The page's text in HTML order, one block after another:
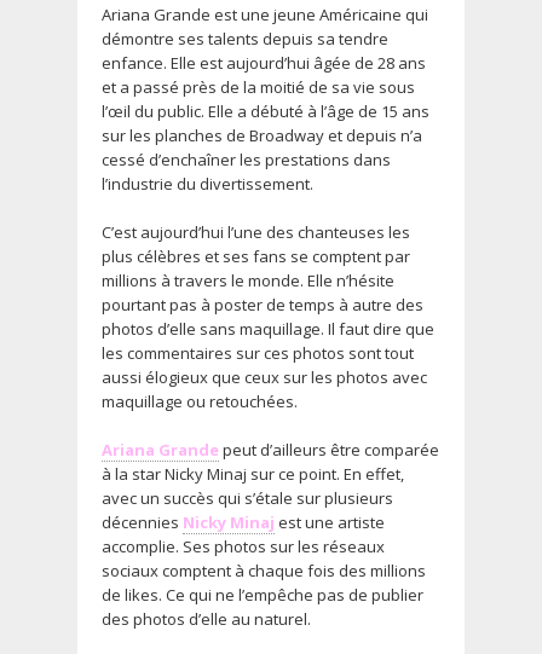
Ariana Grande est une jeune Américaine qui
démontre ses talents depuis sa tendre
enfance. Elle est aujourd’hui âgée de 28 ans
et a passé près de la moitié de sa vie sous
l’œil du public. Elle a débuté à l’âge de 15 ans
sur les planches de Broadway et depuis n’a
cessé d’enchaîner les prestations dans
l’industrie du divertissement.
C’est aujourd’hui l’une des chanteuses les
plus célèbres et ses fans se comptent par
millions à travers le monde. Elle n’hésite
pourtant pas à poster de temps à autre des
photos d’elle sans maquillage. Il faut dire que
les commentaires sur ces photos sont tout
aussi élogieux que ceux sur les photos avec
maquillage ou retouchées.
Ariana Grandepeut d’ailleurs être comparée
à la star Nicky Minaj sur ce point. En effet,
avec un succès qui s’étale sur plusieurs
décennies Nicky Minaj est une artiste
accomplie. Ses photos sur les réseaux
sociaux comptent à chaque fois des millions
de likes. Ce qui ne l’empêche pas de publier
des photos d’elle au naturel.